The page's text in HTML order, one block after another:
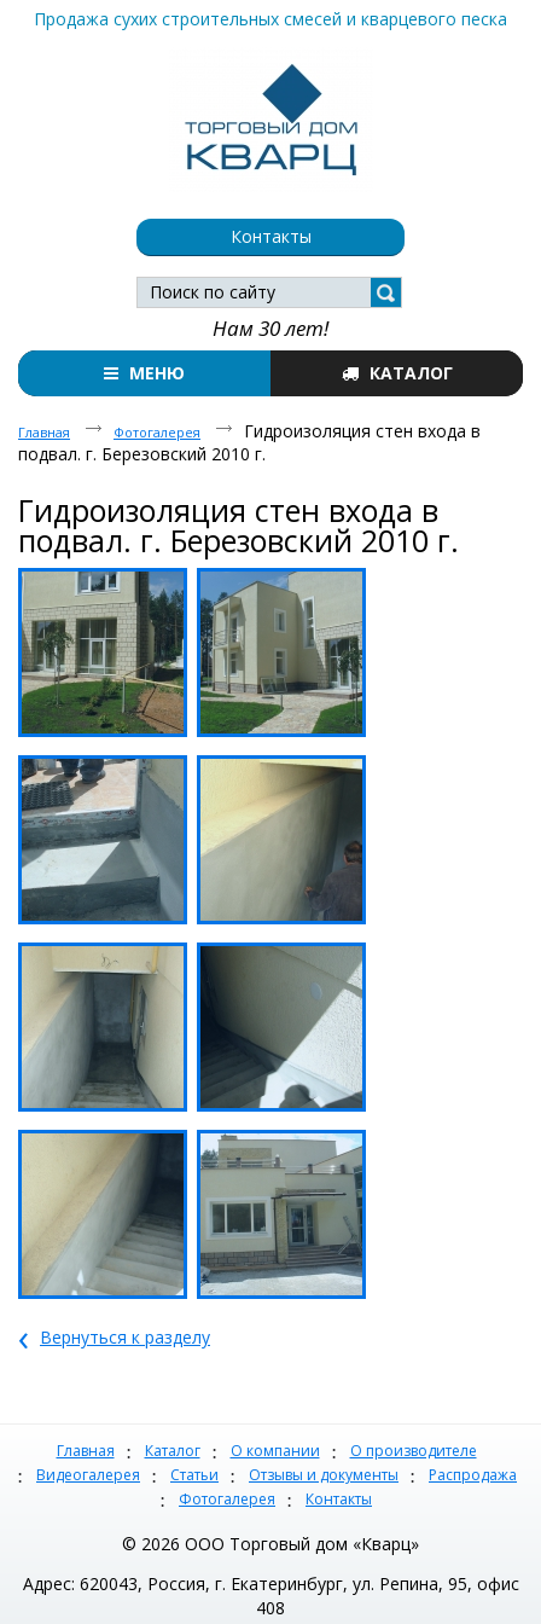
Контакты
Продажа сухих строительных смесей и кварцевого песка
Нам 30 лет!
МЕНЮ КАТАЛОГ
Главная Фотогалерея
Гидроизоляция стен входа в
подвал. г. Березовский 2010 г.
Гидроизоляция стен входа в
подвал. г. Березовский 2010 г.
‹ Вернуться к разделу
Главная Каталог О компании
О производителе
Видеогалерея
Статьи Отзывы и документы
Распродажа
Фотогалерея
Контакты
© 2026 ООО Торговый дом «Кварц»
Адрес: 620043, Россия, г. Екатеринбург, ул. Репина, 95, офис
408